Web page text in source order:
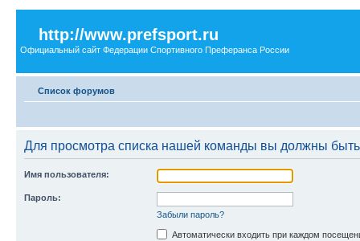
http://www.prefsport.ru
Официальный сайт Федерации Спортивного Преферанса России
Список форумов
Для просмотра списка нашей команды вы должны
Имя пользователя:
Пароль:
Забыли пароль?
Автоматически входить при каждом